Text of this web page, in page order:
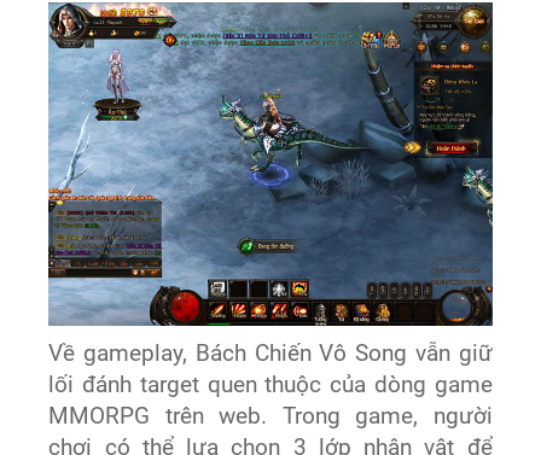
Về gameplay, Bách Chiến Vô Song vẫn giữ
lối đánh target quen thuộc của dòng game
MMORPG trên web. Trong game, người
chơi có thể lựa chọn 3 lớp nhân vật để